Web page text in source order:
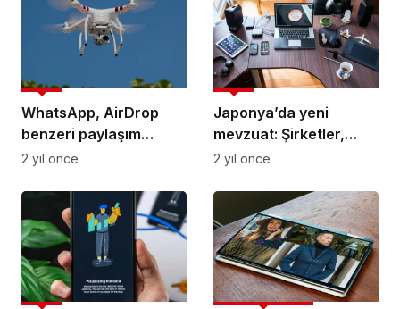
WhatsApp, AirDrop
benzeri paylaşım
özelliği üzerinde
Mobil
2 yıl önce
Japonya’da yeni
mevzuat: Şirketler,
Android ve iOS için
mağazalarını
yayınlayabilecek
Mobil
2 yıl önce
Mobil Kanews Insights